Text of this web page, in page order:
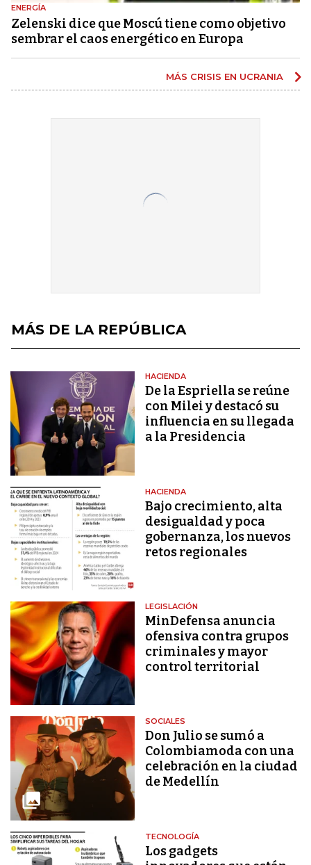
ENERGÍA
Zelenski dice que Moscú tiene como objetivo
sembrar el caos energético en Europa
MÁS CRISIS EN UCRANIA
MÁS DE LA REPÚBLICA
HACIENDA
De la Espriella se reúne
con Milei y destacó su
influencia en su llegada
a la Presidencia
HACIENDA
Bajo crecimiento, alta
desigualdad y poca
gobernanza, los nuevos
retos regionales
LEGISLACIÓN
MinDefensa anuncia
ofensiva contra grupos
criminales y mayor
control territorial
SOCIALES
Don Julio se sumó a
Colombiamoda con una
celebración en la ciudad
de Medellín
TECNOLOGÍA
Los gadgets